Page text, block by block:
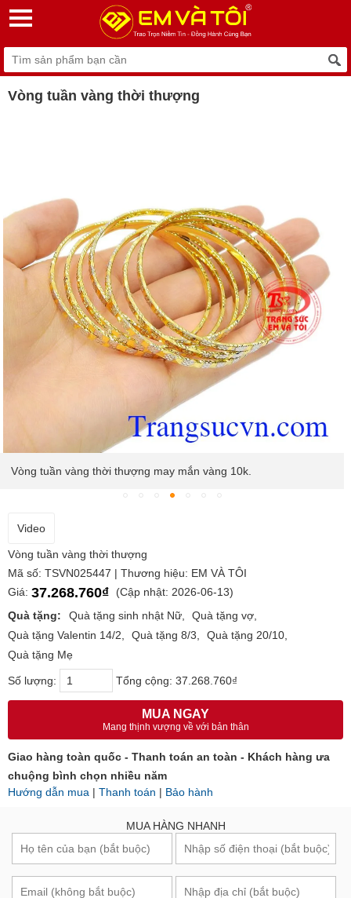
Vòng tuần vàng thời thượng
Vòng tuần vàng thời thượng may mắn vàng 10k.
Video
Vòng tuần vàng thời thượng
Mã số: TSVN025447 | Thương hiệu: EM VÀ TÔI
Giá: 37.268.760₫
(Cập nhật: 2026-06-13)
Quà tặng:
Quà tặng sinh nhật Nữ
Quà tặng vợ
Quà tặng Valentin 14/2
Quà tặng 8/3
Quà tặng 20/10
Quà tặng Mẹ
Số lượng: Tổng cộng: 37.268.760₫
MUA NGAY
Mang thịnh vượng về với bản thân
Giao hàng toàn quốc - Thanh toán an toàn - Khách hàng ưa
chuộng bình chọn nhiều năm
Hướng dẫn mua | Thanh toán | Bảo hành
MUA HÀNG NHANH